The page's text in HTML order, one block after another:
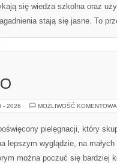
się wiedza szkolna oraz
stają się jasne. To
- 2026 MOŻLIWOŚĆ
pielęgnacji, który
lepszym wyglądzie, na
można poczuć się bardziej